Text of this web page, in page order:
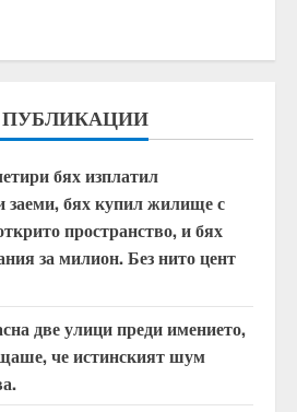
бях изплатил
заеми, бях купил жилище с
пространство, и бях
за милион. Без нито цент
две улици преди имението,
че истинският шум